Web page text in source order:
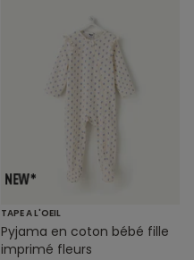
TAPE A L'OEIL
Pyjama en coton bébé fille
imprimé fleurs